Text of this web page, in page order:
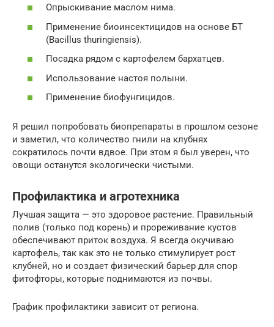
Опрыскивание маслом нима.
Применение биоинсектицидов на основе БТ
(Bacillus thuringiensis).
Посадка рядом с картофелем бархатцев.
Использование настоя полыни.
Применение биофунгицидов.
Я решил попробовать биопрепараты в прошлом сезоне
и заметил, что количество гнили на клубнях
сократилось почти вдвое. При этом я был уверен, что
овощи останутся экологически чистыми.
Профилактика и агротехника
Лучшая защита — это здоровое растение. Правильный
полив (только под корень) и прореживание кустов
обеспечивают приток воздуха. Я всегда окучиваю
картофель, так как это не только стимулирует рост
клубней, но и создает физический барьер для спор
фитофторы, которые поднимаются из почвы.
График профилактики зависит от региона.